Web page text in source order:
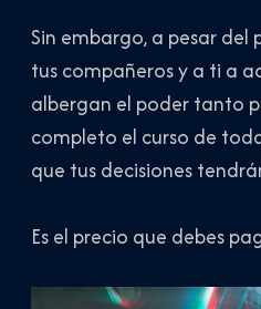
Sin embargo, a pesar del
tus compañeros y a ti a
albergan el poder tanto
completo el curso de
que tus decisiones
Es el precio que debes